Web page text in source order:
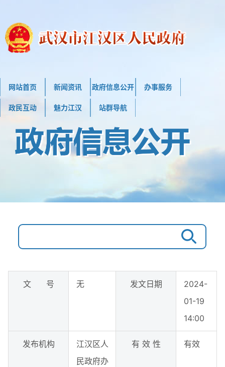
网站首页 新闻资讯 政府信息公开 办事服务
政民互动 魅力江汉 站群导航
文 号 无 发文日期
2024-
01-19
14:00
发布机构
江汉区人
民政府办
有 效 性 有效